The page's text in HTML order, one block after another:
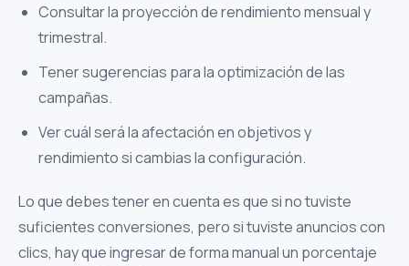
Consultar la proyección de rendimiento mensual y
trimestral.
Tener sugerencias para la optimización de las
campañas.
Ver cuál será la afectación en objetivos y
rendimiento si cambias la configuración.
Lo que debes tener en cuenta es que si no tuviste
suficientes conversiones, pero si tuviste anuncios con
clics, hay que ingresar de forma manual un porcentaje